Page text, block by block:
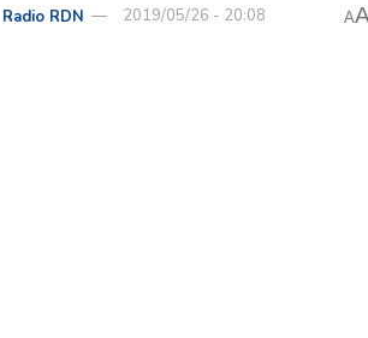
Radio RDN 2019/05/26 - 20:08 A